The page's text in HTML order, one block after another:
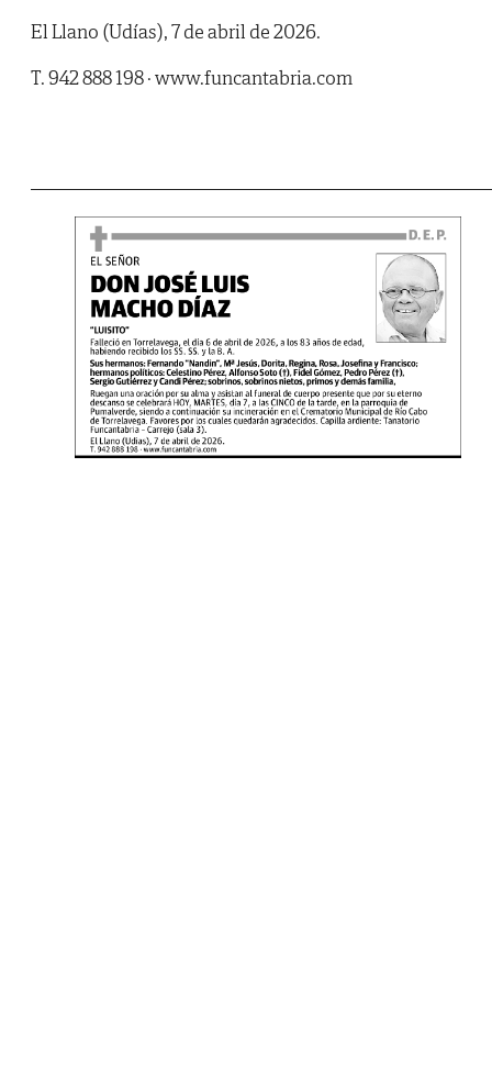
El Llano (Udías), 7 de abril de 2026.
T. 942 888 198 · www.funcantabria.com